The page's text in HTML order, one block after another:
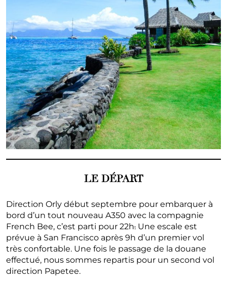
LE DÉPART
Direction Orly début septembre pour embarquer à
bord d’un tout nouveau A350 avec la compagnie
French Bee, c’est parti pour 22h. Une escale est
prévue à San Francisco après 9h d’un premier vol
très confortable. Une fois le passage de la douane
effectué, nous sommes repartis pour un second vol
direction Papetee.